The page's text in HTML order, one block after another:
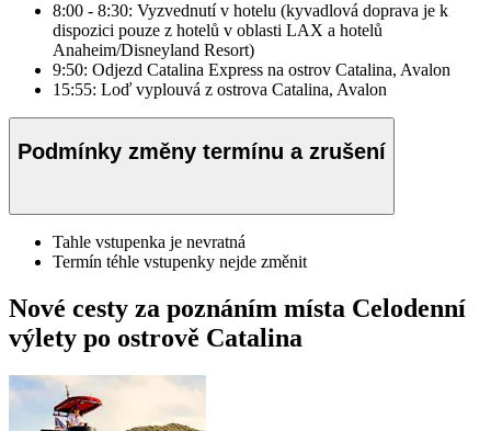
8:00 - 8:30: Vyzvednutí v hotelu (kyvadlová doprava je k
dispozici pouze z hotelů v oblasti LAX a hotelů
Anaheim/Disneyland Resort)
9:50: Odjezd Catalina Express na ostrov Catalina, Avalon
15:55: Loď vyplouvá z ostrova Catalina, Avalon
Podmínky změny termínu a zrušení
Tahle vstupenka je nevratná
Termín téhle vstupenky nejde změnit
Nové cesty za poznáním místa Celodenní
výlety po ostrově Catalina